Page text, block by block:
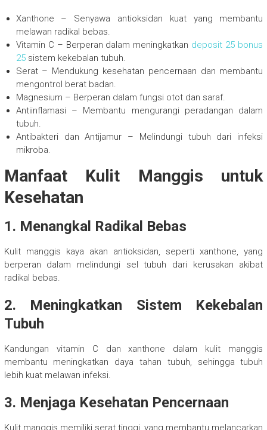
Xanthone – Senyawa antioksidan kuat yang membantu
melawan radikal bebas.
Vitamin C – Berperan dalam meningkatkan deposit 25 bonus
25sistem kekebalan tubuh.
Serat – Mendukung kesehatan pencernaan dan membantu
mengontrol berat badan.
Magnesium – Berperan dalam fungsi otot dan saraf.
Antiinflamasi – Membantu mengurangi peradangan dalam
tubuh.
Antibakteri dan Antijamur – Melindungi tubuh dari infeksi
mikroba.
Manfaat Kulit Manggis untuk
Kesehatan
1. Menangkal Radikal Bebas
Kulit manggis kaya akan antioksidan, seperti xanthone, yang
berperan dalam melindungi sel tubuh dari kerusakan akibat
radikal bebas.
2. Meningkatkan Sistem Kekebalan
Tubuh
Kandungan vitamin C dan xanthone dalam kulit manggis
membantu meningkatkan daya tahan tubuh, sehingga tubuh
lebih kuat melawan infeksi.
3. Menjaga Kesehatan Pencernaan